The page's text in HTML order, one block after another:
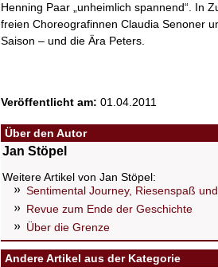
Henning Paar „unheimlich spannend“. In
freien Choreografinnen Claudia Senoner
Saison – und die Ära Peters.
Veröffentlicht am: 01.04.2011
Über den Autor
Jan Stöpel
Weitere Artikel von Jan Stöpel:
Sentimental Journey, Riesenspaß
Revue zum Ende der Geschichte
Über die Grenze
Andere Artikel aus der Kategorie